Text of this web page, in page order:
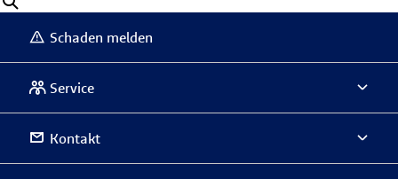
Schaden melden
Service
Kontakt